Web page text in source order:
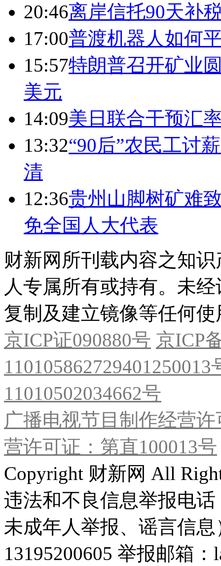
20:46离岸信托90天补
17:00普渡机器人如何
15:57特朗普召开矿业
美元
14:09美日联合干预汇
13:32“90后”农民工讨
清
12:36贵州山脚树矿难
免全国人大代表
财新网所刊载内容之知
人专属所有或持有。未
复制及建立镜像等任何使
京ICP证090880号 京ICP
11010502034662号
广播电视节目制作经营
营许可证：第直100013号
Copyright 财新网 All
违法和不良信息举报电
未成年人举报、谣言信
13195200605 举报邮箱